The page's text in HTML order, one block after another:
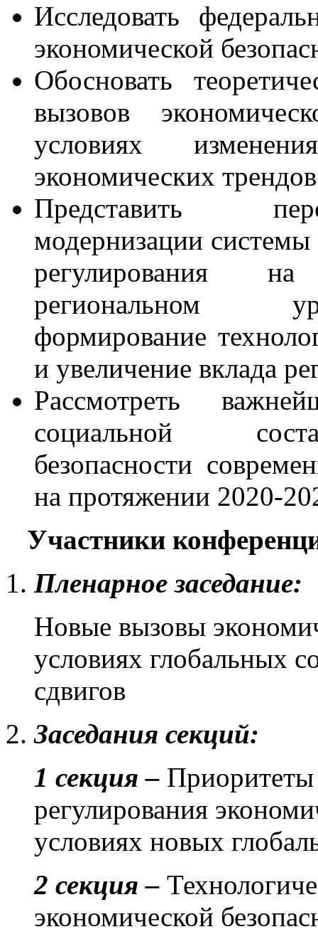
Исследовать
экономической
Обосновать
вызовов
условиях
экономических
Представить
модернизации
регулирования
региональном
формирование
и увеличение вклада
Рассмотреть
социальной
безопасности
на протяжении 2020-
Участники
Пленарное заседание:
Новые вызовы
условиях глобальных
сдвигов
Заседания секций:
1 секция – Приоритеты
регулирования
условиях новых
2 секция –
экономической